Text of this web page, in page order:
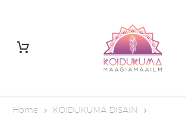
Home
KOIDUKUMA DISAIN